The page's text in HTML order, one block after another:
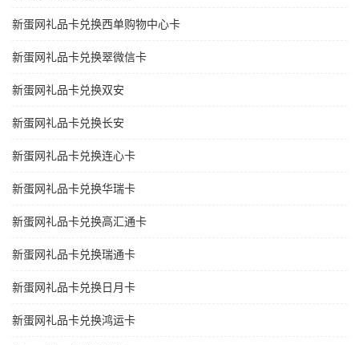
新蛋网礼品卡兑换西单购物中心卡
新蛋网礼品卡兑换翠微信卡
新蛋网礼品卡兑换双安
新蛋网礼品卡兑换长安
新蛋网礼品卡兑换连心卡
新蛋网礼品卡兑换华瑞卡
新蛋网礼品卡兑换高汇通卡
新蛋网礼品卡兑换瑞通卡
新蛋网礼品卡兑换日月卡
新蛋网礼品卡兑换鸿运卡